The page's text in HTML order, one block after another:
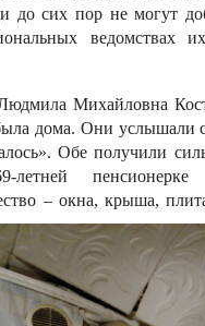
до сих пор не могут
ведомствах
Михайловна
дома. Они услышали
Обе получили
летней пенсионерке
– окна, крыша,